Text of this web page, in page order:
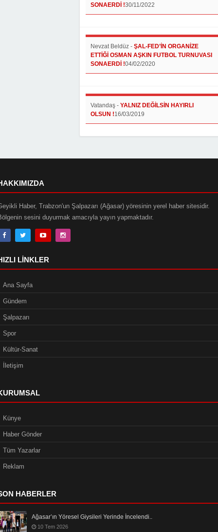
SONAERDİ !30/11/2022
Nevzat Beldüz - ŞAL-FED’İN ORGANİZE
ETTİĞİ OSMAN AŞKIN FUTBOL TURNUVASI
SONAERDİ !04/02/2020
Vatandaş - YALNIZ DEĞİLSİN HAYIRLI
OLSUN !16/03/2019
Haber, Trabzon'un Şalpazarı (Ağasar) yöresinin yerel haber sitesidir.
sesini duyurmak amacıyla yayın yapmaktadır.
LINKLER
Ana Sayfa
Gündem
Şalpazarı
Spor
Kültür-Sanat
İletişim
Künye
Haber Gönder
Tüm Yazarlar
Reklam
HABERLER
Ağasar’ın Yöresel Giysileri Yerinde İncelendi..
10 Tem 2026